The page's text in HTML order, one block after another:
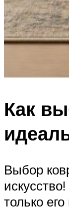
Как
Выбор
только